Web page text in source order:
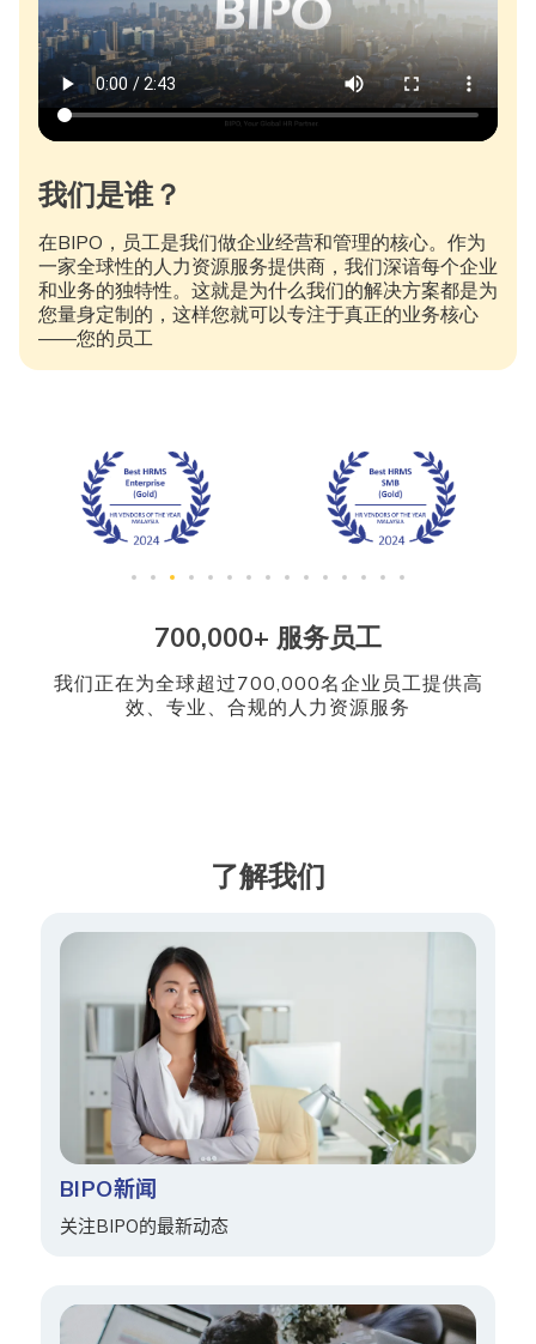
我们是谁？
在BIPO，员工是我们做企业经营和管理的核心。作为
一家全球性的人力资源服务提供商，我们深谙每个企业
和业务的独特性。这就是为什么我们的解决方案都是为
您量身定制的，这样您就可以专注于真正的业务核心
——您的员工
700,000+ 服务员工
我们正在为全球超过700,000名企业员工提供高
效、专业、合规的人力资源服务
了解我们
BIPO新闻
关注BIPO的最新动态